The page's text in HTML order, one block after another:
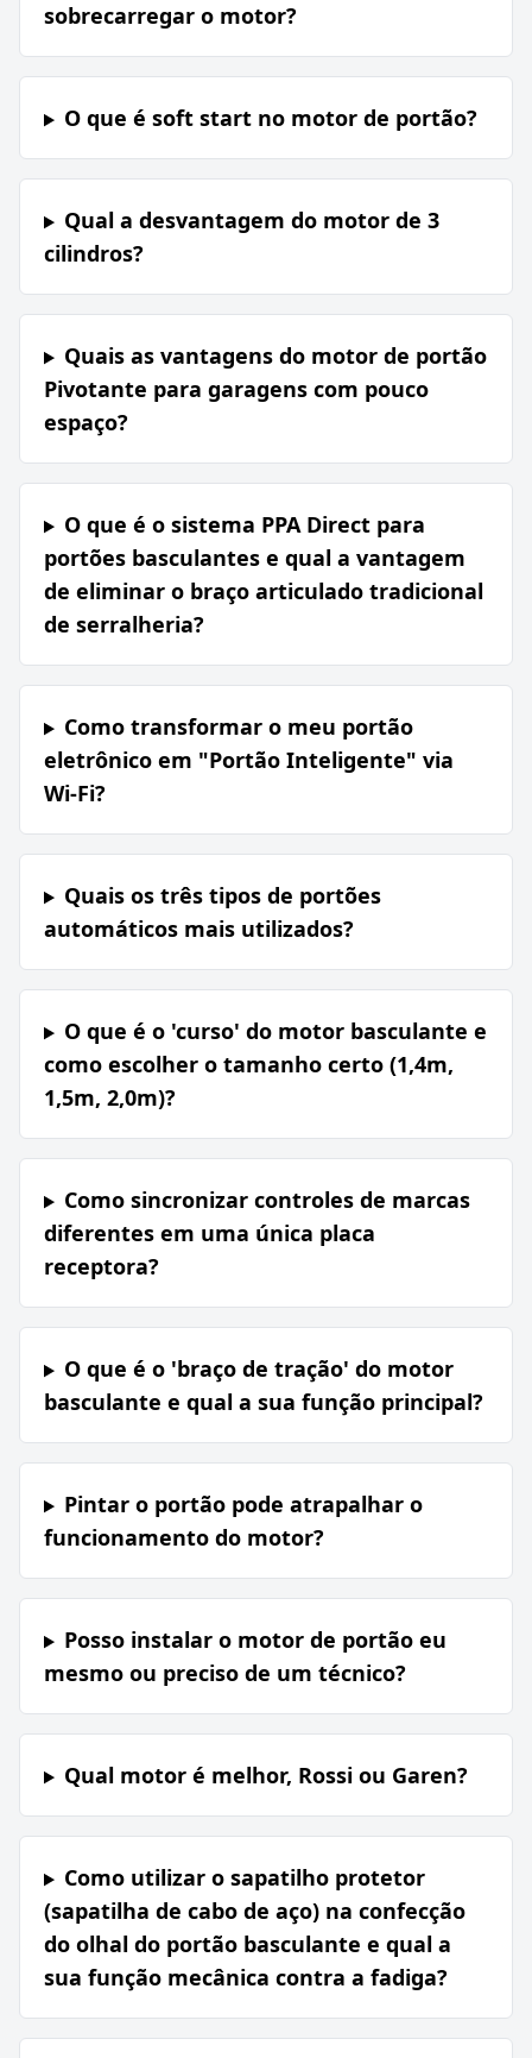
sobrecarregar o motor?
O que é soft start no motor de portão?
Qual a desvantagem do motor de 3
cilindros?
Quais as vantagens do motor de portão
Pivotante para garagens com pouco
espaço?
O que é o sistema PPA Direct para
portões basculantes e qual a vantagem
de eliminar o braço articulado tradicional
de serralheria?
Como transformar o meu portão
eletrônico em "Portão Inteligente" via
Wi-Fi?
Quais os três tipos de portões
automáticos mais utilizados?
O que é o 'curso' do motor basculante e
como escolher o tamanho certo (1,4m,
1,5m, 2,0m)?
Como sincronizar controles de marcas
diferentes em uma única placa
receptora?
O que é o 'braço de tração' do motor
basculante e qual a sua função principal?
Pintar o portão pode atrapalhar o
funcionamento do motor?
Posso instalar o motor de portão eu
mesmo ou preciso de um técnico?
Qual motor é melhor, Rossi ou Garen?
Como utilizar o sapatilho protetor
(sapatilha de cabo de aço) na confecção
do olhal do portão basculante e qual a
sua função mecânica contra a fadiga?